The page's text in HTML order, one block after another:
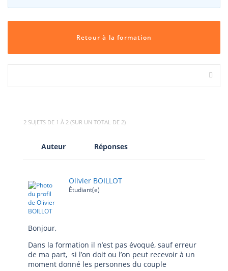
Retour à la formation
2 SUJETS DE 1 À 2 (SUR UN TOTAL DE 2)
Auteur Réponses
Olivier BOILLOT
Étudiant(e)
Bonjour,
Dans la formation il n’est pas évoqué, sauf erreur
de ma part, si l’on doit ou l’on peut recevoir à un
moment donné les personnes du couple